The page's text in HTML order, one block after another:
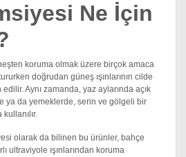
Ne İçin
koruma olmak üzere birçok amaca
doğrudan güneş ışınlarının cilde
Aynı zamanda, yaz aylarında açık
ya da yemeklerde, serin ve gölgeli bir
olarak da bilinen bu ürünler, bahçe
ultraviyole ışınlarından koruma